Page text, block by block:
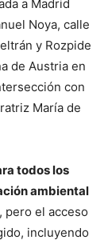
a Madrid
Noya, calle
y Rozpide
de Austria en
con
María de
todos los
ambiental
pero el acceso
incluyendo